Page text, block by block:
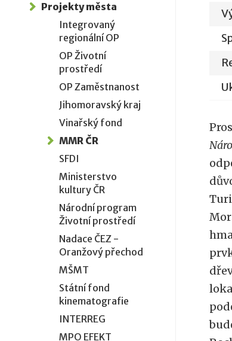
Projekty města
Integrovaný
regionální OP
OP Životní
prostředí
OP Zaměstnanost
Jihomoravský kraj
Vinařský fond
MMR ČR
SFDI
Ministerstvo
kultury ČR
Národní program
Životní prostředí
Nadace ČEZ -
Oranžový přechod
MŠMT
Státní fond
kinematografie
INTERREG
MPO EFEKT